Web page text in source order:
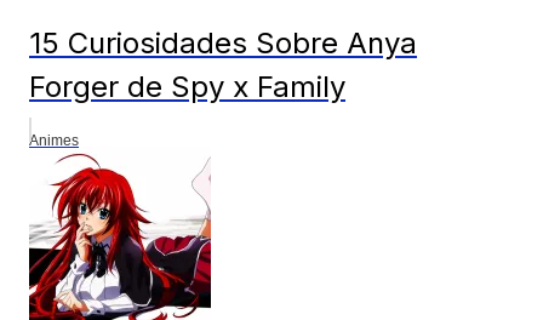
15 Curiosidades Sobre Anya
Forger de Spy x Family
Animes